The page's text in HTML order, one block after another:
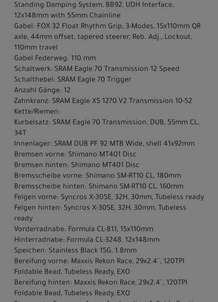
Standing Damping System, BB92, UDH Interface,
12x148mm with 55mm Chainline
Gabel: FOX 32 Float Rhythm Grip, 3-Modes, 15x110mm QR
axle, 44mm offset, tapered steerer, Reb. Adj., Lockout,
110mm travel
Gabel Federweg: 110 mm
Schaltwerk: SRAM Eagle 70 Transmission 12 Speed
Schalthebel: SRAM Eagle 70 Trigger
Anzahl Gänge: 12
Zahnkranz: SRAM Eagle XS 1270 V2 Transmission 10-52
Kette/Riemen:
Kurbelsatz: SRAM Eagle 70 Transmission, DUB, 55mm CL,
34T
Innenlager: SRAM DUB PF 92 MTB Wide, shell 41x92mm
Bremsen vorne: Shimano MT401 Disc
Bremsen hinten: Shimano MT401 Disc
Bremsscheibe vorne: Shimano SM-RT10 CL, 180mm
Bremsscheibe hinten: Shimano SM-RT10 CL, 160mm
Felgen vorne: Syncros X-30SE, 32H, 30mm, Tubeless ready
Felgen hinten: Syncros X-30SE, 32H, 30mm, Tubeless
ready
Vorderradnabe: Formula CL-811, 15x110mm
Hinterradnabe: Formula CL-3248, 12x148mm
Speichen: Stainless Black 15G, 1.8mm
Bereifung vorne: Maxxis Rekon Race, 29x2.4´´, 120TPI
Foldable Bead, Tubeless Ready, EXO
Bereifung hinten: Maxxis Rekon Race, 29x2.4´´, 120TPI
Foldable Bead, Tubeless Ready, EXO